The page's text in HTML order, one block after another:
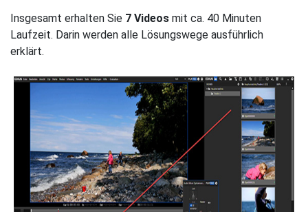
Insgesamt erhalten Sie 7 Videos mit ca. 40 Minuten
Laufzeit. Darin werden alle Lösungswege ausführlich
erklärt.